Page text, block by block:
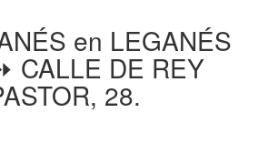
en LEGANÉS
CALLE DE REY
28.